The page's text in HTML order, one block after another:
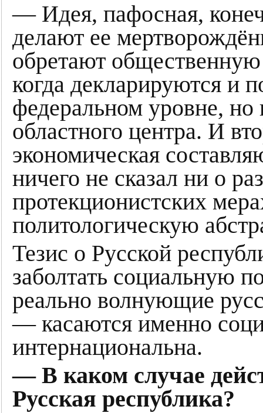
— Идея, пафосная,
делают ее
обретают
когда декларируются и
федеральном уровне,
областного центра. И
экономическая
ничего не сказал ни о
протекционистских
политологическую
Тезис о Русской
заболтать социальную
реально волнующие
— касаются именно
интернациональна.
— В каком случае
Русская республика?